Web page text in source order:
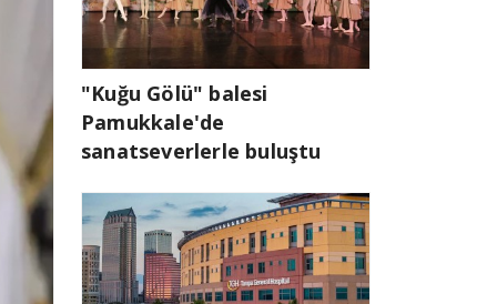
"Kuğu Gölü" balesi
Pamukkale'de
sanatseverlerle buluştu